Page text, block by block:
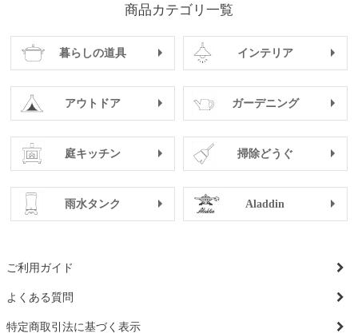
商品カテゴリ一覧
暮らしの道具 インテリア
アウトドア ガーデニング
庭キッチン 掃除どうぐ
雨水タンク Aladdin
ご利用ガイド
よくある質問
特定商取引法に基づく表示